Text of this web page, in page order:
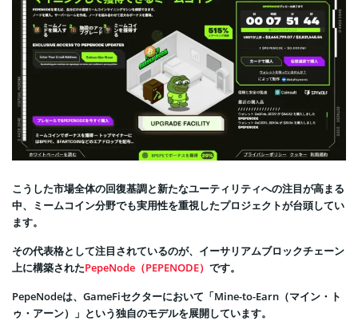
こうした市場全体の回復基調と新たなユーティリティへの注目が高まる
中、ミームコイン分野でも実用性を重視したプロジェクトが台頭してい
ます。
その代表格として注目されているのが、イーサリアムブロックチェーン
上に構築されたPepeNode（PEPENODE） です。
PepeNodeは、GameFiセクターにおいて「Mine-to-Earn（マイン・ト
ゥ・アーン）」という独自のモデルを展開しています。